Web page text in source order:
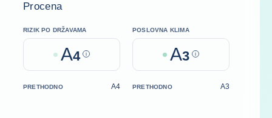
Procena
RIZIK PO DRŽAVAMA
A4 Help
POSLOVNA KLIMA
A3 Help
PRETHODNO A4 PRETHODNO A3